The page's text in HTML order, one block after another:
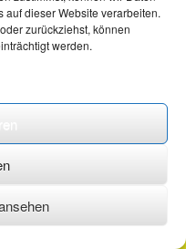
dieser Website verarbeiten.
zurückziehst, können
werden.
·Impressum ·